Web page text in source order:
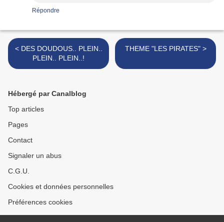
Répondre
< DES DOUDOUS.. PLEIN..
PLEIN.. PLEIN..!
THEME "LES PIRATES" >
Hébergé par Canalblog
Top articles
Pages
Contact
Signaler un abus
C.G.U.
Cookies et données personnelles
Préférences cookies